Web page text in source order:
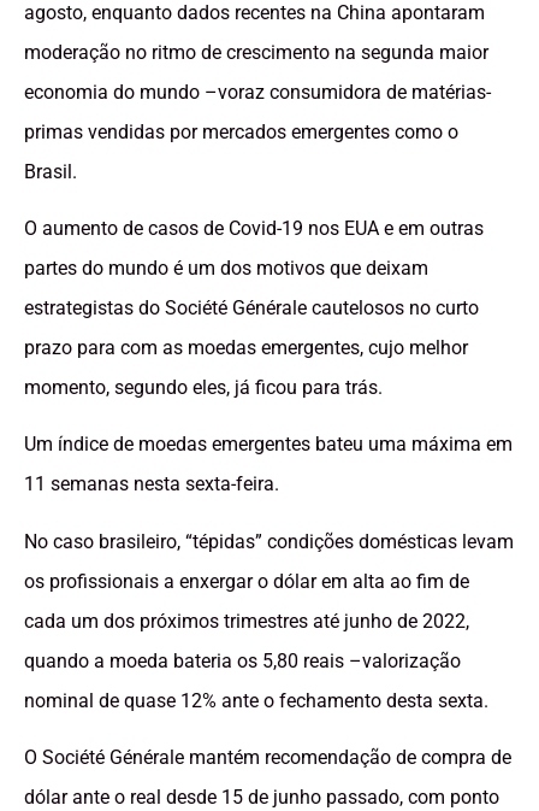
agosto, enquanto dados recentes na China apontaram
moderação no ritmo de crescimento na segunda maior
economia do mundo –voraz consumidora de matérias-
primas vendidas por mercados emergentes como o
Brasil.
O aumento de casos de Covid-19 nos EUA e em outras
partes do mundo é um dos motivos que deixam
estrategistas do Société Générale cautelosos no curto
prazo para com as moedas emergentes, cujo melhor
momento, segundo eles, já ficou para trás.
Um índice de moedas emergentes bateu uma máxima em
11 semanas nesta sexta-feira.
No caso brasileiro, “tépidas” condições domésticas levam
os profissionais a enxergar o dólar em alta ao fim de
cada um dos próximos trimestres até junho de 2022,
quando a moeda bateria os 5,80 reais –valorização
nominal de quase 12% ante o fechamento desta sexta.
O Société Générale mantém recomendação de compra de
dólar ante o real desde 15 de junho passado, com ponto